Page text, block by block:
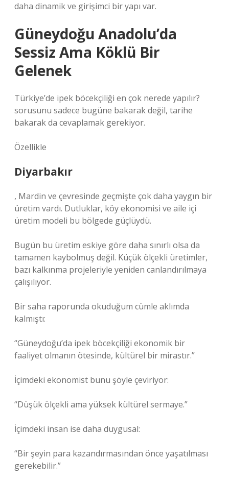
daha dinamik ve girişimci bir yapı var.
Güneydoğu Anadolu’da
Sessiz Ama Köklü Bir
Gelenek
Türkiye’de ipek böcekçiliği en çok nerede yapılır?
sorusunu sadece bugüne bakarak değil, tarihe
bakarak da cevaplamak gerekiyor.
Özellikle
Diyarbakır
, Mardin ve çevresinde geçmişte çok daha yaygın bir
üretim vardı. Dutluklar, köy ekonomisi ve aile içi
üretim modeli bu bölgede güçlüydü.
Bugün bu üretim eskiye göre daha sınırlı olsa da
tamamen kaybolmuş değil. Küçük ölçekli üretimler,
bazı kalkınma projeleriyle yeniden canlandırılmaya
çalışılıyor.
Bir saha raporunda okuduğum cümle aklımda
kalmıştı:
“Güneydoğu’da ipek böcekçiliği ekonomik bir
faaliyet olmanın ötesinde, kültürel bir mirastır.”
İçimdeki ekonomist bunu şöyle çeviriyor:
“Düşük ölçekli ama yüksek kültürel sermaye.”
İçimdeki insan ise daha duygusal:
“Bir şeyin para kazandırmasından önce yaşatılması
gerekebilir.”